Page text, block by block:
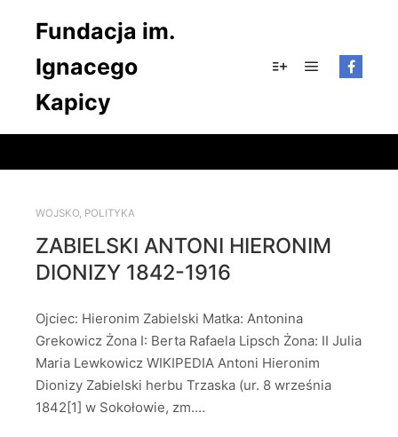
Fundacja im.
Ignacego
Kapicy
WOJSKO, POLITYKA
ZABIELSKI ANTONI HIERONIM
DIONIZY 1842-1916
Ojciec: Hieronim Zabielski Matka: Antonina
Grekowicz Żona I: Berta Rafaela Lipsch Żona: II Julia
Maria Lewkowicz WIKIPEDIA Antoni Hieronim
Dionizy Zabielski herbu Trzaska (ur. 8 września
1842[1] w Sokołowie, zm.…